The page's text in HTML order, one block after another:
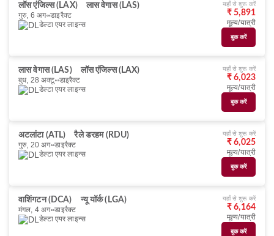
लॉस एंजिल्स (LAX)
लास वेगास (LAS)
गुरु, 6 अग॰ डाइरैक्ट
डेल्टा एयर लाइन्स
यहाँ से शुरू करें
₹ 5,891
मूल्य/यात्री
बुक करें
लास वेगास (LAS)
लॉस एंजिल्स (LAX)
बुध, 28 अक्टू॰ डाइरैक्ट
डेल्टा एयर लाइन्स
यहाँ से शुरू करें
₹ 6,023
मूल्य/यात्री
बुक करें
अटलांटा (ATL)
रैले डरहम (RDU)
गुरु, 20 अग॰ डाइरैक्ट
डेल्टा एयर लाइन्स
यहाँ से शुरू करें
₹ 6,025
मूल्य/यात्री
बुक करें
वाशिंगटन (DCA)
न्यू यॉर्क (LGA)
मंगल, 4 अग॰ डाइरैक्ट
डेल्टा एयर लाइन्स
यहाँ से शुरू करें
₹ 6,164
मूल्य/यात्री
बुक करें